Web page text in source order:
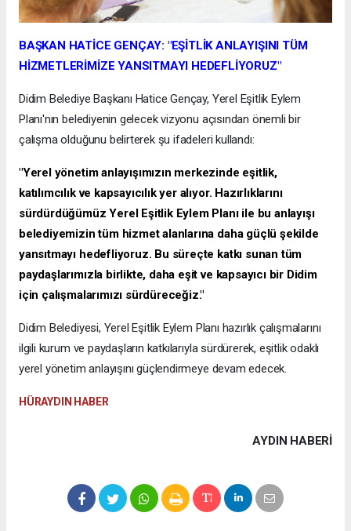
BAŞKAN HATİCE GENÇAY: "EŞİTLİK ANLAYIŞINI TÜM
HİZMETLERİMİZE YANSITMAYI HEDEFLİYORUZ"
Didim Belediye Başkanı Hatice Gençay, Yerel Eşitlik Eylem
Planı'nın belediyenin gelecek vizyonu açısından önemli bir
çalışma olduğunu belirterek şu ifadeleri kullandı:
"Yerel yönetim anlayışımızın merkezinde eşitlik,
katılımcılık ve kapsayıcılık yer alıyor. Hazırlıklarını
sürdürdüğümüz Yerel Eşitlik Eylem Planı ile bu anlayışı
belediyemizin tüm hizmet alanlarına daha güçlü şekilde
yansıtmayı hedefliyoruz. Bu süreçte katkı sunan tüm
paydaşlarımızla birlikte, daha eşit ve kapsayıcı bir Didim
için çalışmalarımızı sürdüreceğiz."
Didim Belediyesi, Yerel Eşitlik Eylem Planı hazırlık çalışmalarını
ilgili kurum ve paydaşların katkılarıyla sürdürerek, eşitlik odaklı
yerel yönetim anlayışını güçlendirmeye devam edecek.
HÜRAYDIN HABER
AYDIN HABERİ